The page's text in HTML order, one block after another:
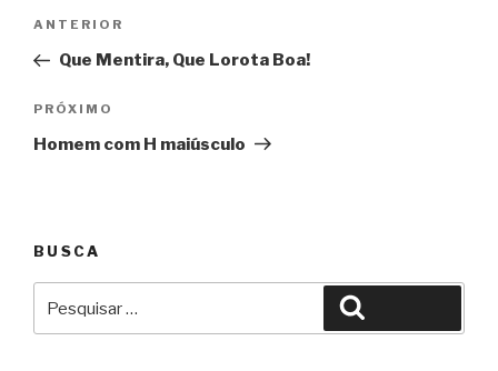
Post
Anterior
ANTERIOR
Que Mentira, Que Lorota Boa!
Próximo
PRÓXIMO
Homem com H maiúsculo
BUSCA
por: